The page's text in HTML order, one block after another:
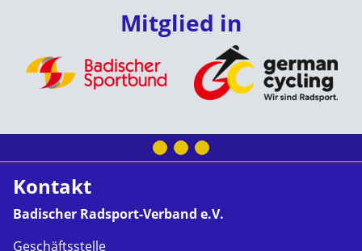
Mitglied in
Kontakt
Badischer Radsport-Verband e.V.
Geschäftsstelle